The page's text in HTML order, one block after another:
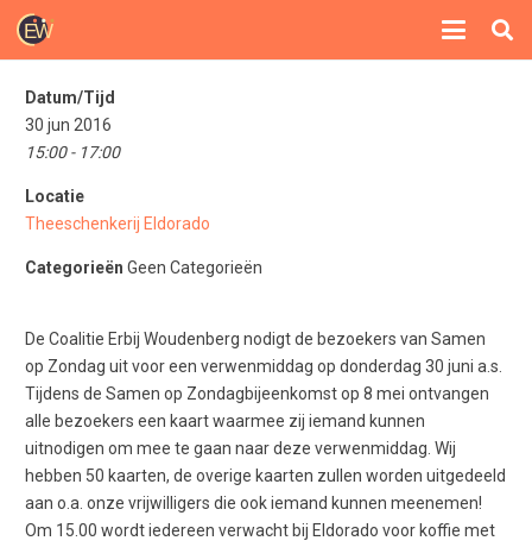
Datum/Tijd
30 jun 2016
15:00 - 17:00
Locatie
Theeschenkerij Eldorado
Categorieën Geen Categorieën
De Coalitie Erbij Woudenberg nodigt de bezoekers van Samen
op Zondag uit voor een verwenmiddag op donderdag 30 juni a.s.
Tijdens de Samen op Zondagbijeenkomst op 8 mei ontvangen
alle bezoekers een kaart waarmee zij iemand kunnen
uitnodigen om mee te gaan naar deze verwenmiddag. Wij
hebben 50 kaarten, de overige kaarten zullen worden uitgedeeld
aan o.a. onze vrijwilligers die ook iemand kunnen meenemen!
Om 15.00 wordt iedereen verwacht bij Eldorado voor koffie met